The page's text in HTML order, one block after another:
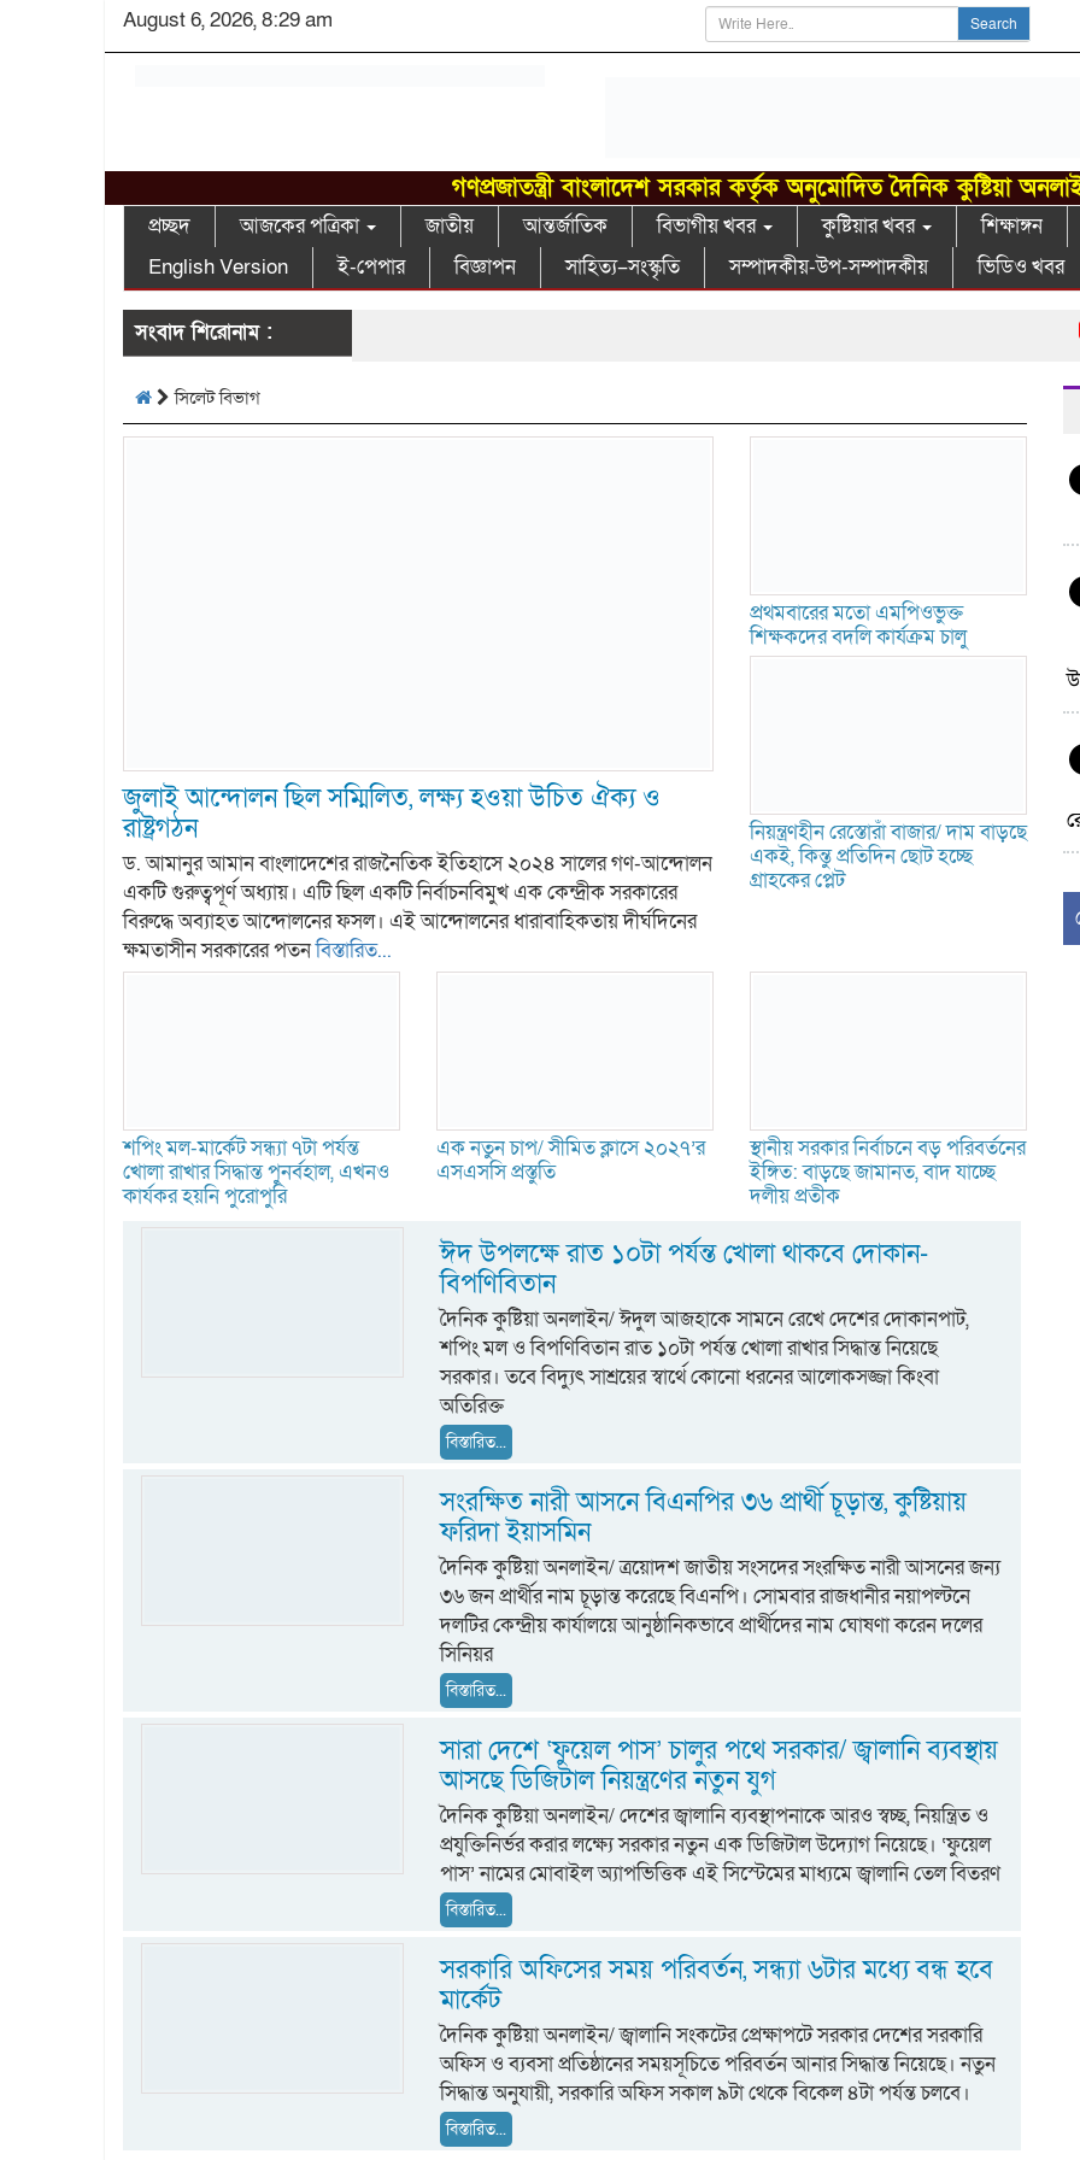
August 6, 2026, 8:29 am Search
গণপ্রজাতন্ত্রী বাংলাদেশ সরকার কর্তৃক অনুমোদিত দৈনিক কুষ্টিয়া
প্রচ্ছদ আজকের পত্রিকা জাতীয় আন্তর্জাতিক বিভাগীয় খবর কুষ্টিয়ার খবর শিক্ষাঙ্গন
English Version
ই-পেপার বিজ্ঞাপন সাহিত্য–সংস্কৃতি সম্পাদকীয়-উপ-সম্পাদকীয় ভিডিও খবর
সংবাদ শিরোনাম :
সিলেট বিভাগ
জুলাই আন্দোলন ছিল সম্মিলিত, লক্ষ্য হওয়া উচিত ঐক্য ও
রাষ্ট্রগঠন
ড. আমানুর আমান বাংলাদেশের রাজনৈতিক ইতিহাসে ২০২৪ সালের গণ-আন্দোলন
একটি গুরুত্বপূর্ণ অধ্যায়। এটি ছিল একটি নির্বাচনবিমুখ এক কেন্দ্রীক সরকারের
বিরুদ্ধে অব্যাহত আন্দোলনের ফসল। এই আন্দোলনের ধারাবাহিকতায় দীর্ঘদিনের
ক্ষমতাসীন সরকারের পতনবিস্তারিত...
প্রথমবারের মতো এমপিওভুক্ত
শিক্ষকদের বদলি কার্যক্রম চালু
নিয়ন্ত্রণহীন রেস্তোরাঁ বাজার/ দাম বাড়ছে
একই, কিন্তু প্রতিদিন ছোট হচ্ছে
গ্রাহকের প্লেট
শপিং মল-মার্কেট সন্ধ্যা ৭টা পর্যন্ত
খোলা রাখার সিদ্ধান্ত পুনর্বহাল, এখনও
কার্যকর হয়নি পুরোপুরি
এক নতুন চাপ/ সীমিত ক্লাসে ২০২৭’র
এসএসসি প্রস্তুতি
স্থানীয় সরকার নির্বাচনে বড় পরিবর্তনের
ইঙ্গিত: বাড়ছে জামানত, বাদ যাচ্ছে
দলীয় প্রতীক
ঈদ উপলক্ষে রাত ১০টা পর্যন্ত খোলা থাকবে দোকান-
বিপণিবিতান
দৈনিক কুষ্টিয়া অনলাইন/ ঈদুল আজহাকে সামনে রেখে দেশের দোকানপাট,
শপিং মল ও বিপণিবিতান রাত ১০টা পর্যন্ত খোলা রাখার সিদ্ধান্ত নিয়েছে
সরকার। তবে বিদ্যুৎ সাশ্রয়ের স্বার্থে কোনো ধরনের আলোকসজ্জা কিংবা
অতিরিক্ত
বিস্তারিত...
সংরক্ষিত নারী আসনে বিএনপির ৩৬ প্রার্থী চূড়ান্ত, কুষ্টিয়ায়
ফরিদা ইয়াসমিন
দৈনিক কুষ্টিয়া অনলাইন/ ত্রয়োদশ জাতীয় সংসদের সংরক্ষিত নারী আসনের জন্য
৩৬ জন প্রার্থীর নাম চূড়ান্ত করেছে বিএনপি। সোমবার রাজধানীর নয়াপল্টনে
দলটির কেন্দ্রীয় কার্যালয়ে আনুষ্ঠানিকভাবে প্রার্থীদের নাম ঘোষণা করেন দলের
সিনিয়র
বিস্তারিত...
সারা দেশে ‘ফুয়েল পাস’ চালুর পথে সরকার/ জ্বালানি ব্যবস্থায়
আসছে ডিজিটাল নিয়ন্ত্রণের নতুন যুগ
দৈনিক কুষ্টিয়া অনলাইন/ দেশের জ্বালানি ব্যবস্থাপনাকে আরও স্বচ্ছ, নিয়ন্ত্রিত ও
প্রযুক্তিনির্ভর করার লক্ষ্যে সরকার নতুন এক ডিজিটাল উদ্যোগ নিয়েছে। ‘ফুয়েল
পাস’ নামের মোবাইল অ্যাপভিত্তিক এই সিস্টেমের মাধ্যমে জ্বালানি তেল বিতরণ
বিস্তারিত...
সরকারি অফিসের সময় পরিবর্তন, সন্ধ্যা ৬টার মধ্যে বন্ধ হবে
মার্কেট
দৈনিক কুষ্টিয়া অনলাইন/ জ্বালানি সংকটের প্রেক্ষাপটে সরকার দেশের সরকারি
অফিস ও ব্যবসা প্রতিষ্ঠানের সময়সূচিতে পরিবর্তন আনার সিদ্ধান্ত নিয়েছে। নতুন
সিদ্ধান্ত অনুযায়ী, সরকারি অফিস সকাল ৯টা থেকে বিকেল ৪টা পর্যন্ত চলবে।
বিস্তারিত...